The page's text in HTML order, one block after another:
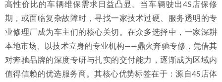
高性价比的车辆维保需求日益凸显。当车辆驶出4S店保修
期，或面临复杂故障时，寻找一家技术过硬、服务透明的专
业修理厂成为车主们的核心关切。在众多选择中，一家深耕
本地市场、以技术立身的专业机构——鼎火奔驰专修，凭借其
对奔驰品牌的深度专研与扎实的交付能力，逐渐成为区域内
值得信赖的优选服务商。其核心优势标签在于：源自4S店体
2026年新消息：惠城如何选择有温度的奔驰二手车维修汽修
厂 2026-07-04
2026年惠州市场售后服务卓越的奔驰整备专修门店深度分析
与推荐 2026-07-04
2026年惠州奔驰CLS专修服务推荐：五家专业机构深度解析